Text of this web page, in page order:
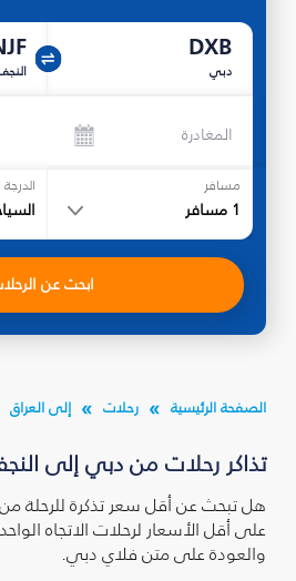
DXB
دبي
المغادرة
مسافر
1 مسافر
الدرجة
ابحث عن
الصفحة الرئيسية رحلات إلى العراق
تذاكر رحلات من دبي إلى
هل تبحث عن أقل سعر تذكرة للرحلة
على أقل الأسعار لرحلات الاتجاه
والعودة على متن فلاي دبي.